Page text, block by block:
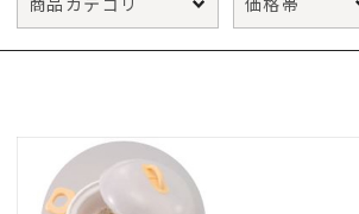
ギフトセット
フェイス&ボディケア